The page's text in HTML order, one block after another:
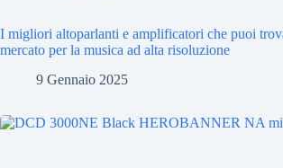
I migliori altoparlanti e amplificatori che puoi
mercato per la musica ad alta risoluzione
9 Gennaio 2025